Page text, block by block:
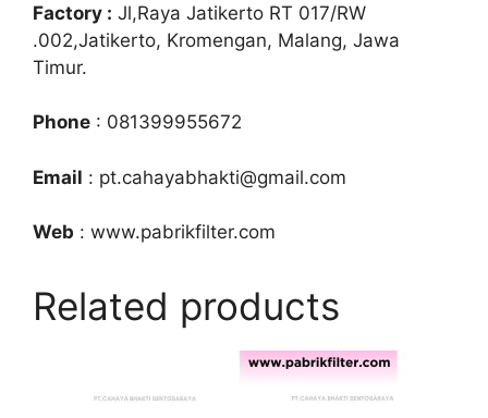
Factory : Jl,Raya Jatikerto RT 017/RW
.002,Jatikerto, Kromengan, Malang, Jawa
Timur.
Phone : 081399955672
Email : pt.cahayabhakti@gmail.com
Web : www.pabrikfilter.com
Related products